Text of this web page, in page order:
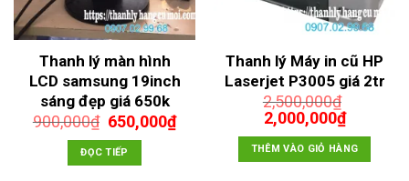
Thanh lý màn hình
LCD samsung 19inch
sáng đẹp giá 650k
900,000₫ Giá
gốc
là:
900,000₫.
650,000₫Giá
ĐỌC TIẾP
Thanh lý Máy in cũ HP
Laserjet P3005 giá 2tr
2,500,000₫
Giá
gốc
là:
2,500,000₫.
2,000,000₫Giá
hiện
tại
là:
THÊM VÀO GIỎ HÀNG